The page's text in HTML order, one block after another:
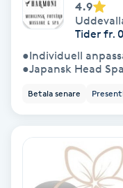
K18
Katun fransar
Keratinbehandling
Kinesiologi
4.9
Tider fr.
●Individuell
●Japansk Head
Betala senare